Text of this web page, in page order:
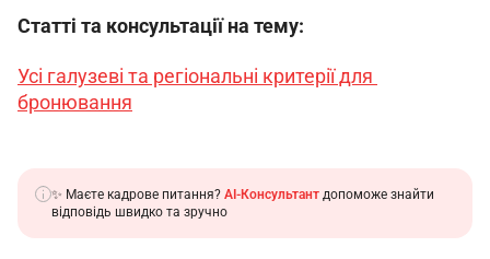
Статті та консультації на тему:
Усі галузеві та регіональні критерії для
бронювання
✨ Маєте кадрове питання? AI-Консультант допоможе знайти
відповідь швидко та зручно